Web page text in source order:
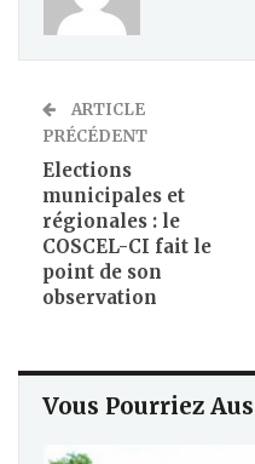
ARTICLE
PRÉCÉDENT
Elections
municipales et
régionales : le
COSCEL-CI fait le
point de son
observation
Vous Pourriez